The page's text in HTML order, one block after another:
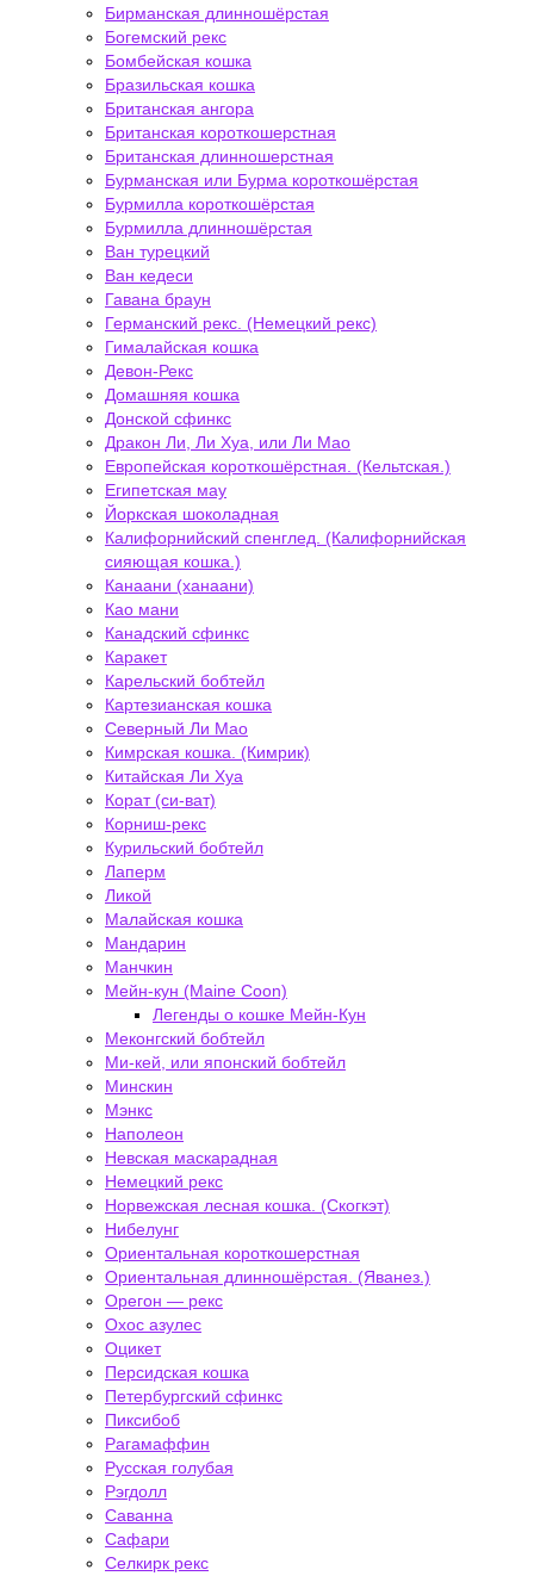
Бирманская длинношёрстая
Богемский рекс
Бомбейская кошка
Бразильская кошка
Британская ангора
Британская короткошерстная
Британская длинношерстная
Бурманская или Бурма короткошёрстая
Бурмилла короткошёрстая
Бурмилла длинношёрстая
Ван турецкий
Ван кедеси
Гавана браун
Германский рекс. (Немецкий рекс)
Гималайская кошка
Девон-Рекс
Домашняя кошка
Донской сфинкс
Дракон Ли, Ли Хуа, или Ли Мао
Европейская короткошёрстная. (Кельтская.)
Египетская мау
Йоркская шоколадная
Калифорнийский спенглед. (Калифорнийская
сияющая кошка.)
Канаани (ханаани)
Као мани
Канадский сфинкс
Каракет
Карельский бобтейл
Картезианская кошка
Северный Ли Мао
Кимрская кошка. (Кимрик)
Китайская Ли Хуа
Корат (си-ват)
Корниш-рекс
Курильский бобтейл
Лаперм
Ликой
Малайская кошка
Мандарин
Манчкин
Мейн-кун (Maine Coon)
Легенды о кошке Мейн-Кун
Меконгский бобтейл
Ми-кей, или японский бобтейл
Минскин
Мэнкс
Наполеон
Невская маскарадная
Немецкий рекс
Норвежская лесная кошка. (Скогкэт)
Нибелунг
Ориентальная короткошерстная
Ориентальная длинношёрстая. (Яванез.)
Орегон — рекс
Охос азулес
Оцикет
Персидская кошка
Петербургский сфинкс
Пиксибоб
Рагамаффин
Русская голубая
Рэгдолл
Саванна
Сафари
Селкирк рекс